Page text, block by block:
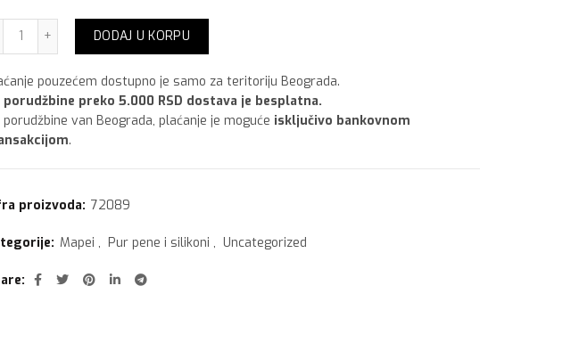
Mapei Mapesil AC 310 ml,123 Antic white količina
DODAJ U KORPU
pouzećem dostupno je samo za teritoriju Beograda.
porudžbine preko 5.000 RSD dostava je besplatna.
porudžbine van Beograda, plaćanje je moguće isključivo bankovnom
.
proizvoda: 72089
Mapei , Pur pene i silikoni , Uncategorized